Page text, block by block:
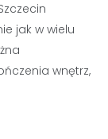
jak w wielu
wnętrz,